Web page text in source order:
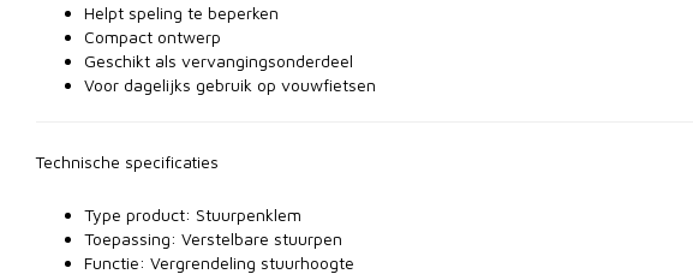
Helpt speling te beperken
Compact ontwerp
Geschikt als vervangingsonderdeel
Voor dagelijks gebruik op vouwfietsen
Technische specificaties
Type product: Stuurpenklem
Toepassing: Verstelbare stuurpen
Functie: Vergrendeling stuurhoogte